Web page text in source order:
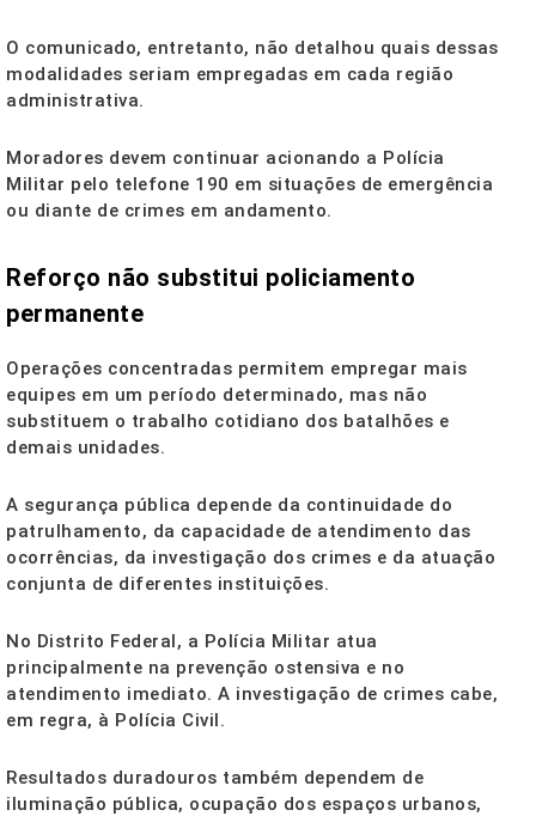
O comunicado, entretanto, não detalhou quais dessas
modalidades seriam empregadas em cada região
administrativa.
Moradores devem continuar acionando a Polícia
Militar pelo telefone 190 em situações de emergência
ou diante de crimes em andamento.
Reforço não substitui policiamento
permanente
Operações concentradas permitem empregar mais
equipes em um período determinado, mas não
substituem o trabalho cotidiano dos batalhões e
demais unidades.
A segurança pública depende da continuidade do
patrulhamento, da capacidade de atendimento das
ocorrências, da investigação dos crimes e da atuação
conjunta de diferentes instituições.
No Distrito Federal, a Polícia Militar atua
principalmente na prevenção ostensiva e no
atendimento imediato. A investigação de crimes cabe,
em regra, à Polícia Civil.
Resultados duradouros também dependem de
iluminação pública, ocupação dos espaços urbanos,